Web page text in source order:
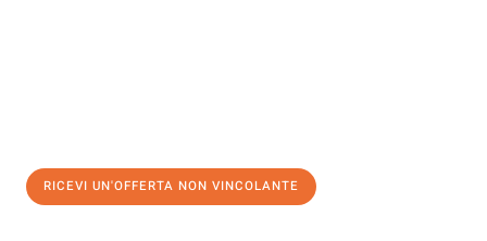
RICEVI UN'OFFERTA NON VINCOLANTE